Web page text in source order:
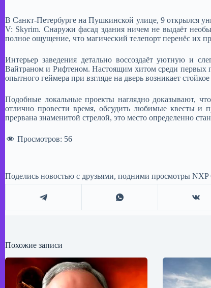
​В Санкт-Петербурге на Пушкинской улице, 9 открылся
V: Skyrim. Снаружи фасад здания ничем не выдаёт
полное ощущение, что магический телепорт перенёс их
Интерьер заведения детально воссоздаёт уютную и
Вайтраном и Рифтеном. Настоящим хитом среди первых
опытного геймера при взгляде на дверь возникает
Подобные локальные проекты наглядно доказывают,
отлично провести время, обсудить любимые квесты и
прервана знаменитой стрелой, это место определенно
Просмотров: 56
Поделись новостью с друзьями, подними просмотры
Похожие записи